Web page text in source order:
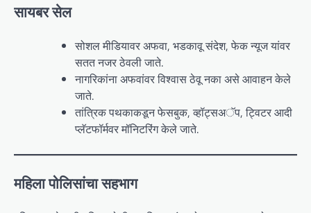
सायबर सेल
सोशल मीडियावर अफवा, भडकावू संदेश, फेक न्यूज यांवर
सतत नजर ठेवली जाते.
नागरिकांना अफवांवर विश्वास ठेवू नका असे आवाहन केले
जाते.
तांत्रिक पथकाकडून फेसबुक, व्हॉट्सअॅप, ट्विटर आदी
प्लॅटफॉर्मवर मॉनिटरिंग केले जाते.
महिला पोलिसांचा सहभाग